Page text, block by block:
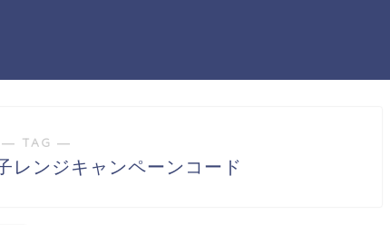
― TAG ―
レンジキャンペーンコード